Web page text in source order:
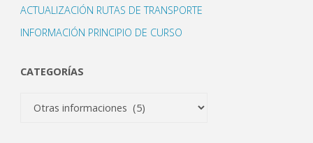
ACTUALIZACIÓN RUTAS DE TRANSPORTE
INFORMACIÓN PRINCIPIO DE CURSO
CATEGORÍAS